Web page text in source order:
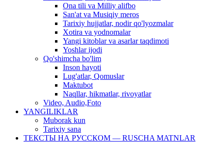
Ona tili va Milliy alifbo
San'at va Musiqiy meros
Tarixiy hujjatlar, nodir qo'lyozmalar
Xotira va yodnomalar
Yangi kitoblar va asarlar taqdimoti
Yoshlar ijodi
Qo'shimcha bo'lim
Inson hayoti
Lug'atlar, Qomuslar
Maktubot
Naqllar, hikmatlar, rivoyatlar
Video, Audio,Foto
YANGILIKLAR
Muborak kun
Tarixiy sana
ТЕКСТЫ НА РУССКОМ — RUSCHA MATNLAR